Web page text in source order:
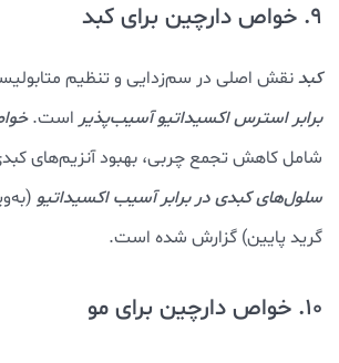
9. خواص دارچین برای کبد
کبدنقش اصلی در سم‌زدایی و تنظیم
برابر استرس اکسیداتیو آسیب‌پذیر است.
شامل کاهش تجمع چربی، بهبود آنزیم‌های
سلول‌های کبدی در برابر آسیب اکسیداتیو
گرید پایین) گزارش شده است.
10. خواص دارچین برای مو